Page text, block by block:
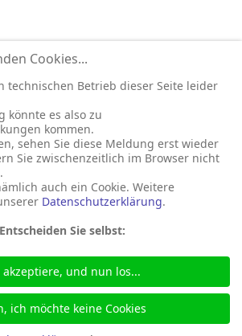
marka-it.net
64 488 bgm@neukirchen-nordfriesland.de
Cookies...
technischen Betrieb dieser Seite leider
könnte es also zu
kommen.
sehen Sie diese Meldung erst wieder
Sie zwischenzeitlich im Browser nicht
auch ein Cookie. Weitere
Datenschutzerklärung.
Entscheiden Sie selbst:
akzeptiere, und nun los...
ich möchte keine Cookies